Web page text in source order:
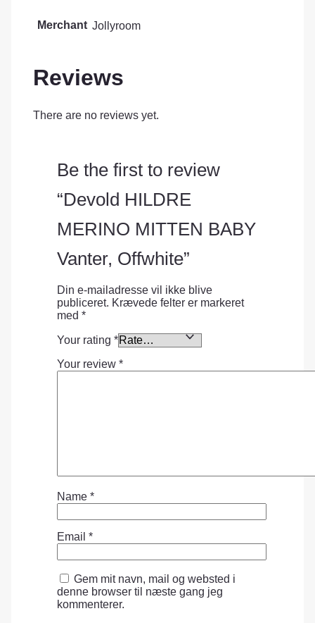
Merchant Jollyroom
Reviews
There are no reviews yet.
Be the first to review
“Devold HILDRE
MERINO MITTEN BABY
Vanter, Offwhite”
Din e-mailadresse vil ikke blive
publiceret. Krævede felter er markeret
med *
Your rating *
Your review *
Name *
Email *
Gem mit navn, mail og websted i
denne browser til næste gang jeg
kommenterer.